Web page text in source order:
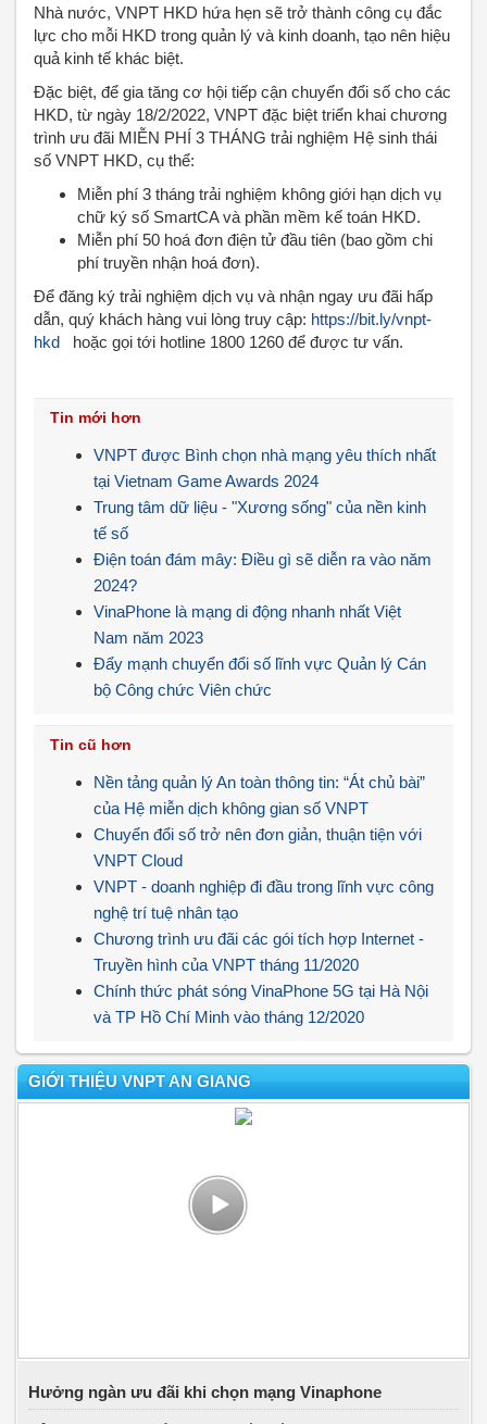
Nhà nước, VNPT HKD hứa hẹn sẽ trở thành công cụ đắc
lực cho mỗi HKD trong quản lý và kinh doanh, tạo nên hiệu
quả kinh tế khác biệt.
Đặc biệt, để gia tăng cơ hội tiếp cận chuyển đổi số cho các
HKD, từ ngày 18/2/2022, VNPT đặc biệt triển khai chương
trình ưu đãi MIỄN PHÍ 3 THÁNG trải nghiệm Hệ sinh thái
số VNPT HKD, cụ thể:
Miễn phí 3 tháng trải nghiệm không giới hạn dịch vụ
chữ ký số SmartCA và phần mềm kế toán HKD.
Miễn phí 50 hoá đơn điện tử đầu tiên (bao gồm chi
phí truyền nhận hoá đơn).
Để đăng ký trải nghiệm dịch vụ và nhận ngay ưu đãi hấp
dẫn, quý khách hàng vui lòng truy cập: https://bit.ly/vnpt-
hkd hoặc gọi tới hotline 1800 1260 để được tư vấn.
Tin mới hơn
VNPT được Bình chọn nhà mạng yêu thích nhất
tại Vietnam Game Awards 2024
Trung tâm dữ liệu - "Xương sống" của nền kinh
tế số
Điện toán đám mây: Điều gì sẽ diễn ra vào năm
2024?
VinaPhone là mạng di động nhanh nhất Việt
Nam năm 2023
Đẩy mạnh chuyển đổi số lĩnh vực Quản lý Cán
bộ Công chức Viên chức
Tin cũ hơn
Nền tảng quản lý An toàn thông tin: “Át chủ bài”
của Hệ miễn dịch không gian số VNPT
Chuyển đổi số trở nên đơn giản, thuận tiện với
VNPT Cloud
VNPT - doanh nghiệp đi đầu trong lĩnh vực công
nghệ trí tuệ nhân tạo
Chương trình ưu đãi các gói tích hợp Internet -
Truyền hình của VNPT tháng 11/2020
Chính thức phát sóng VinaPhone 5G tại Hà Nội
và TP Hồ Chí Minh vào tháng 12/2020
GIỚI THIỆU VNPT AN GIANG
Hưởng ngàn ưu đãi khi chọn mạng Vinaphone